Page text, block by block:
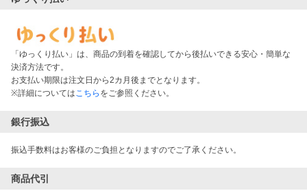
「ゆっくり払い」は、商品の到着を確認してから後払いできる安心・簡単な
決済方法です。
お支払い期限は注文日から2カ月後までとなります。
※詳細についてはこちら をご参照ください。
銀行振込
振込手数料はお客様のご負担となりますのでご了承ください。
商品代引